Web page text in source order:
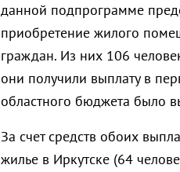
данной подпрограмме
приобретение жилого
граждан. Из них 106
они получили выплату в
областного бюджета было
За счет средств обоих
жилье в Иркутске (64